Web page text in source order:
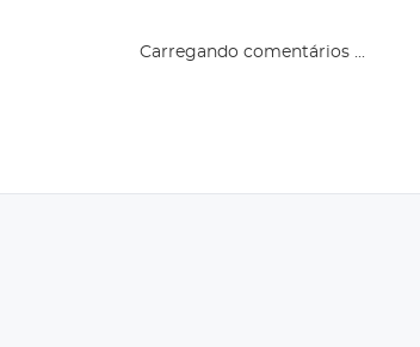
Carregando comentários ...